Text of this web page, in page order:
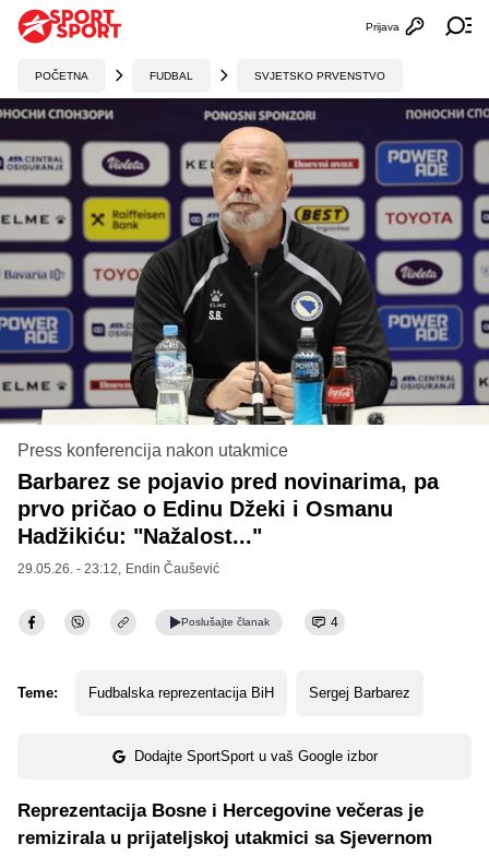
Otvori
Prijava
POČETNA FUDBAL SVJETSKO PRVENSTVO
Press konferencija nakon utakmice
Barbarez se pojavio pred novinarima, pa
prvo pričao o Edinu Džeki i Osmanu
Hadžikiću: "Nažalost..."
29.05.26. - 23:12, Endin Čaušević
Poslušajte članak 4
Teme: Fudbalska reprezentacija BiH Sergej Barbarez
Dodajte SportSport u vaš Google izbor
Reprezentacija Bosne i Hercegovine večeras je
remizirala u prijateljskoj utakmici sa Sjevernom